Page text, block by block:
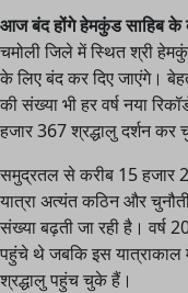
आज बंद होंगे हेमकुंड साहिब के
चमोली जिले में स्थित श्री
के लिए बंद कर दिए जाएंगे।
की संख्या भी हर वर्ष नया
हजार 367 श्रद्धालु दर्शन
समुद्रतल से करीब 15 हजार
यात्रा अत्यंत कठिन और
संख्या बढ़ती जा रही है। वर्ष
पहुंचे थे जबकि इस यात्राकाल
श्रद्धालु पहुंच चुके हैं।